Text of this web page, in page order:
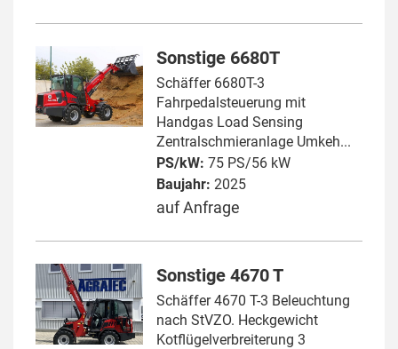
Sonstige 6680T
Schäffer 6680T-3
Fahrpedalsteuerung mit
Handgas Load Sensing
Zentralschmieranlage Umkeh...
PS/kW: 75 PS/56 kW
Baujahr: 2025
auf Anfrage
Sonstige 4670 T
Schäffer 4670 T-3 Beleuchtung
nach StVZO. Heckgewicht
Kotflügelverbreiterung 3